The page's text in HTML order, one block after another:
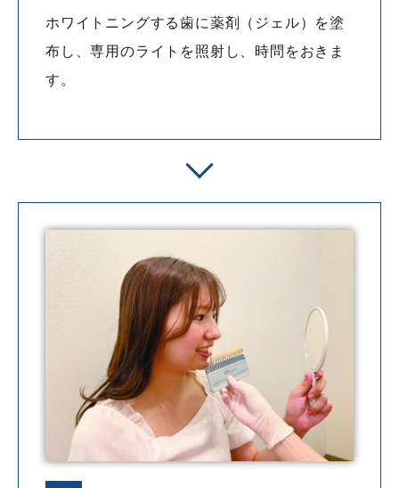
ホワイトニングする歯に薬剤（ジェル）を塗
布し、専用のライトを照射し、時問をおきま
す。